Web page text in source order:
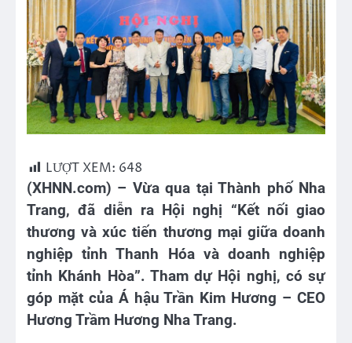
LƯỢT XEM: 648
(XHNN.com) – Vừa qua tại Thành phố Nha
Trang, đã diễn ra Hội nghị “Kết nối giao
thương và xúc tiến thương mại giữa doanh
nghiệp tỉnh Thanh Hóa và doanh nghiệp
tỉnh Khánh Hòa”. Tham dự Hội nghị, có sự
góp mặt của Á hậu Trần Kim Hương – CEO
Hương Trầm Hương Nha Trang.